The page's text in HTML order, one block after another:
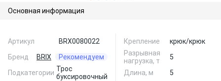
Основная информация
Артикул
BRX0080022
Бренд
BRIX
Рекомендуем
Подкатегории Трос
буксировочный
Крепление
крюк/крюк
Разрывная
нагрузка, т
5
Длина, м
5